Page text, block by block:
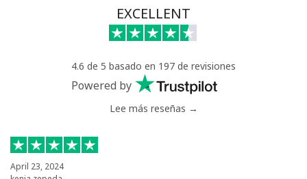
13 min por ⁦$10⁩
15 min por ⁦$10⁩
33 min por ⁦$10⁩
Celular ⁦22.9c⁩
EXCELLENT
4.6 de 5 basado en 197 de revisiones
Powered by
Lee más reseñas →
April 23, 2024